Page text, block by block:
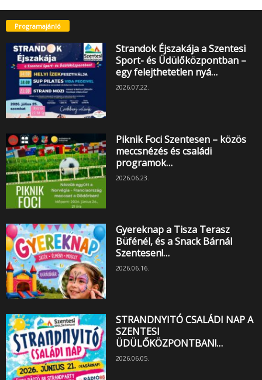
Programajánló
Strandok Éjszakája a Szentesi
Sport- és Üdülőközpontban –
egy felejthetetlen nyá…
2026.07.22.
Piknik Foci Szentesen – közös
meccsnézés és családi
programok…
2026.06.23.
Gyereknap a Tisza Terasz
Büfénél, és a Snack Bárnál
Szentesen!…
2026.06.16.
STRANDNYITÓ CSALÁDI NAP A
SZENTESI
ÜDÜLŐKÖZPONTBAN!…
2026.06.05.